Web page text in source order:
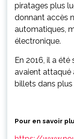
piratages plus
donnant accès
automatiques,
électronique.
En 2016, il a
avaient attaqué
billets dans plus
Pour en savoir